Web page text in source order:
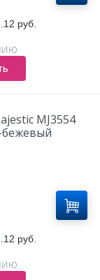
руб.
MJ3554
бежевый
руб.